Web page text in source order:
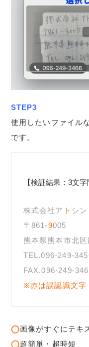
STEP3
使用したいファイル
です。
【検証結果：3文
株式会社ア ト シン
〒 861-9005
熊本県熊本市北区
TEL.096-249-
FAX.096-249-
※赤は誤認識文字
◯画像がすぐにテキ
◯超簡単・超時短